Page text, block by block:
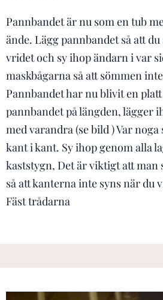
Pannbandet är nu som en tub
ände. Lägg pannbandet så att
vridet och sy ihop ändarn i var
maskbågarna så att sömmen
Pannbandet har nu blivit en
pannbandet på längden, lägger
med varandra (se bild ) Var
kant i kant. Sy ihop genom alla
kaststygn, Det är viktigt att man
så att kanterna inte syns när du
Fäst trådarna